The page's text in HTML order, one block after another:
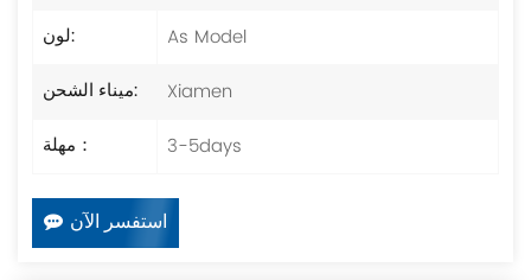
لون:
As Model
ميناء الشحن:
Xiamen
مهلة：
3-5days
استفسر الآن